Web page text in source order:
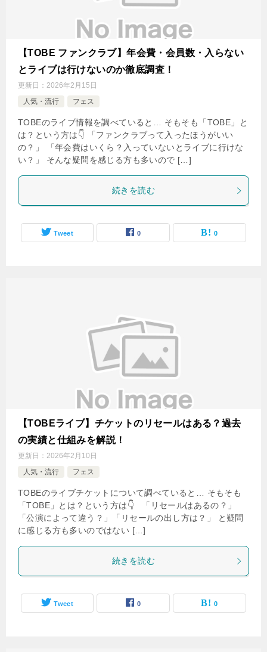
【TOBE ファンクラブ】年会費・会員数・入らない
とライブは行けないのか徹底調査！
更新日： 2026年2月15日
人気・流行
フェス
TOBEのライブ情報を調べていると… そもそも「TOBE」と
は？という方は👇 「ファンクラブって入ったほうがいい
の？」 「年会費はいくら？入っていないとライブに行けな
い？」 そんな疑問を感じる方も多いので […]
続きを読む
Tweet 0 0
【TOBEライブ】チケットのリセールはある？過去
の実績と仕組みを解説！
更新日： 2026年2月10日
人気・流行
フェス
TOBEのライブチケットについて調べていると… そもそも
「TOBE」とは？という方は👇 「リセールはあるの？」
「公演によって違う？」「リセールの出し方は？」 と疑問
に感じる方も多いのではない […]
続きを読む
Tweet 0 0